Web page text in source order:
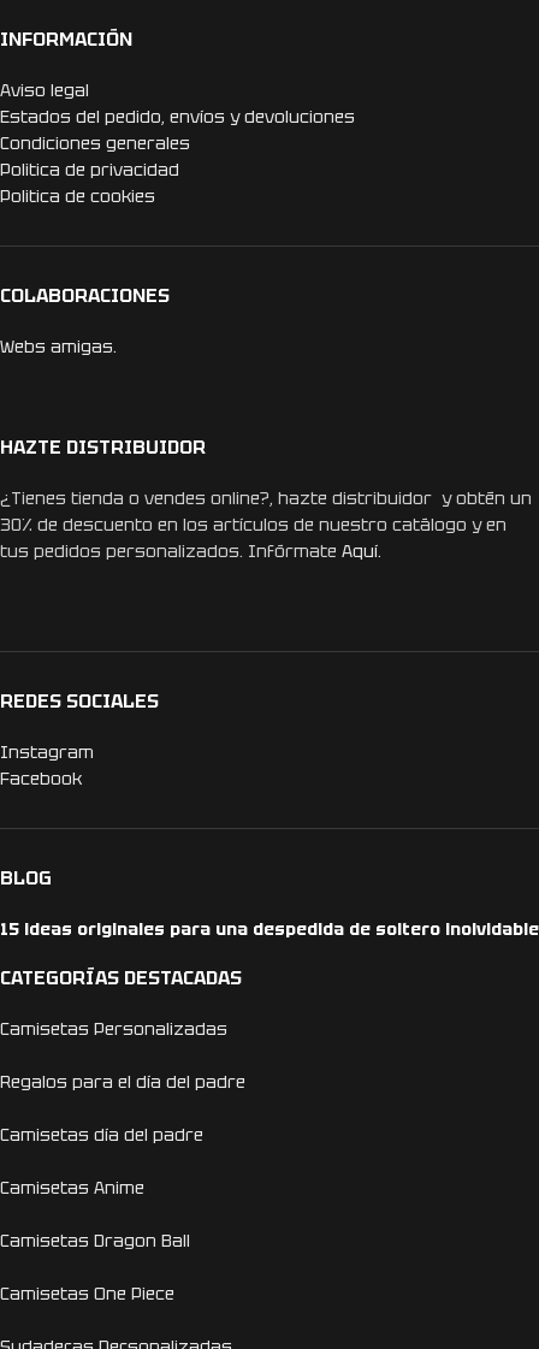
INFORMACIÓN
Aviso legal
Estados del pedido, envíos y devoluciones
Condiciones generales
Politica de privacidad
Politica de cookies
COLABORACIONES
Webs amigas.
HAZTE DISTRIBUIDOR
¿Tienes tienda o vendes online?, hazte distribuidor y obtén un
30% de descuento en los artículos de nuestro catálogo y en
tus pedidos personalizados. Infórmate Aquí.
REDES SOCIALES
Instagram
Facebook
BLOG
15 ideas originales para una despedida de soltero inolvidable
CATEGORÍAS DESTACADAS
Camisetas Personalizadas
Regalos para el día del padre
Camisetas día del padre
Camisetas Anime
Camisetas Dragon Ball
Camisetas One Piece